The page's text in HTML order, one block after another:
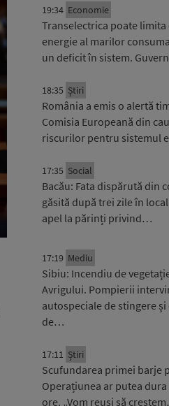
19:34 Economie
Transelectrica poate
energie al marilor
un deficit în sistem.
18:35 Știri
România a emis o alertă
Comisia Europeană din
riscurilor pentru sistemul
17:35 Social
Bacău: Fata dispărută din
găsită după trei zile în
apel la părinți privind…
17:19 Mediu
Sibiu: Incendiu de
Avrigului. Pompierii
autospeciale de stingere
de…
17:11 Știri
Scufundarea primei barje
Operațiunea ar putea
ore. „Vom reuși să